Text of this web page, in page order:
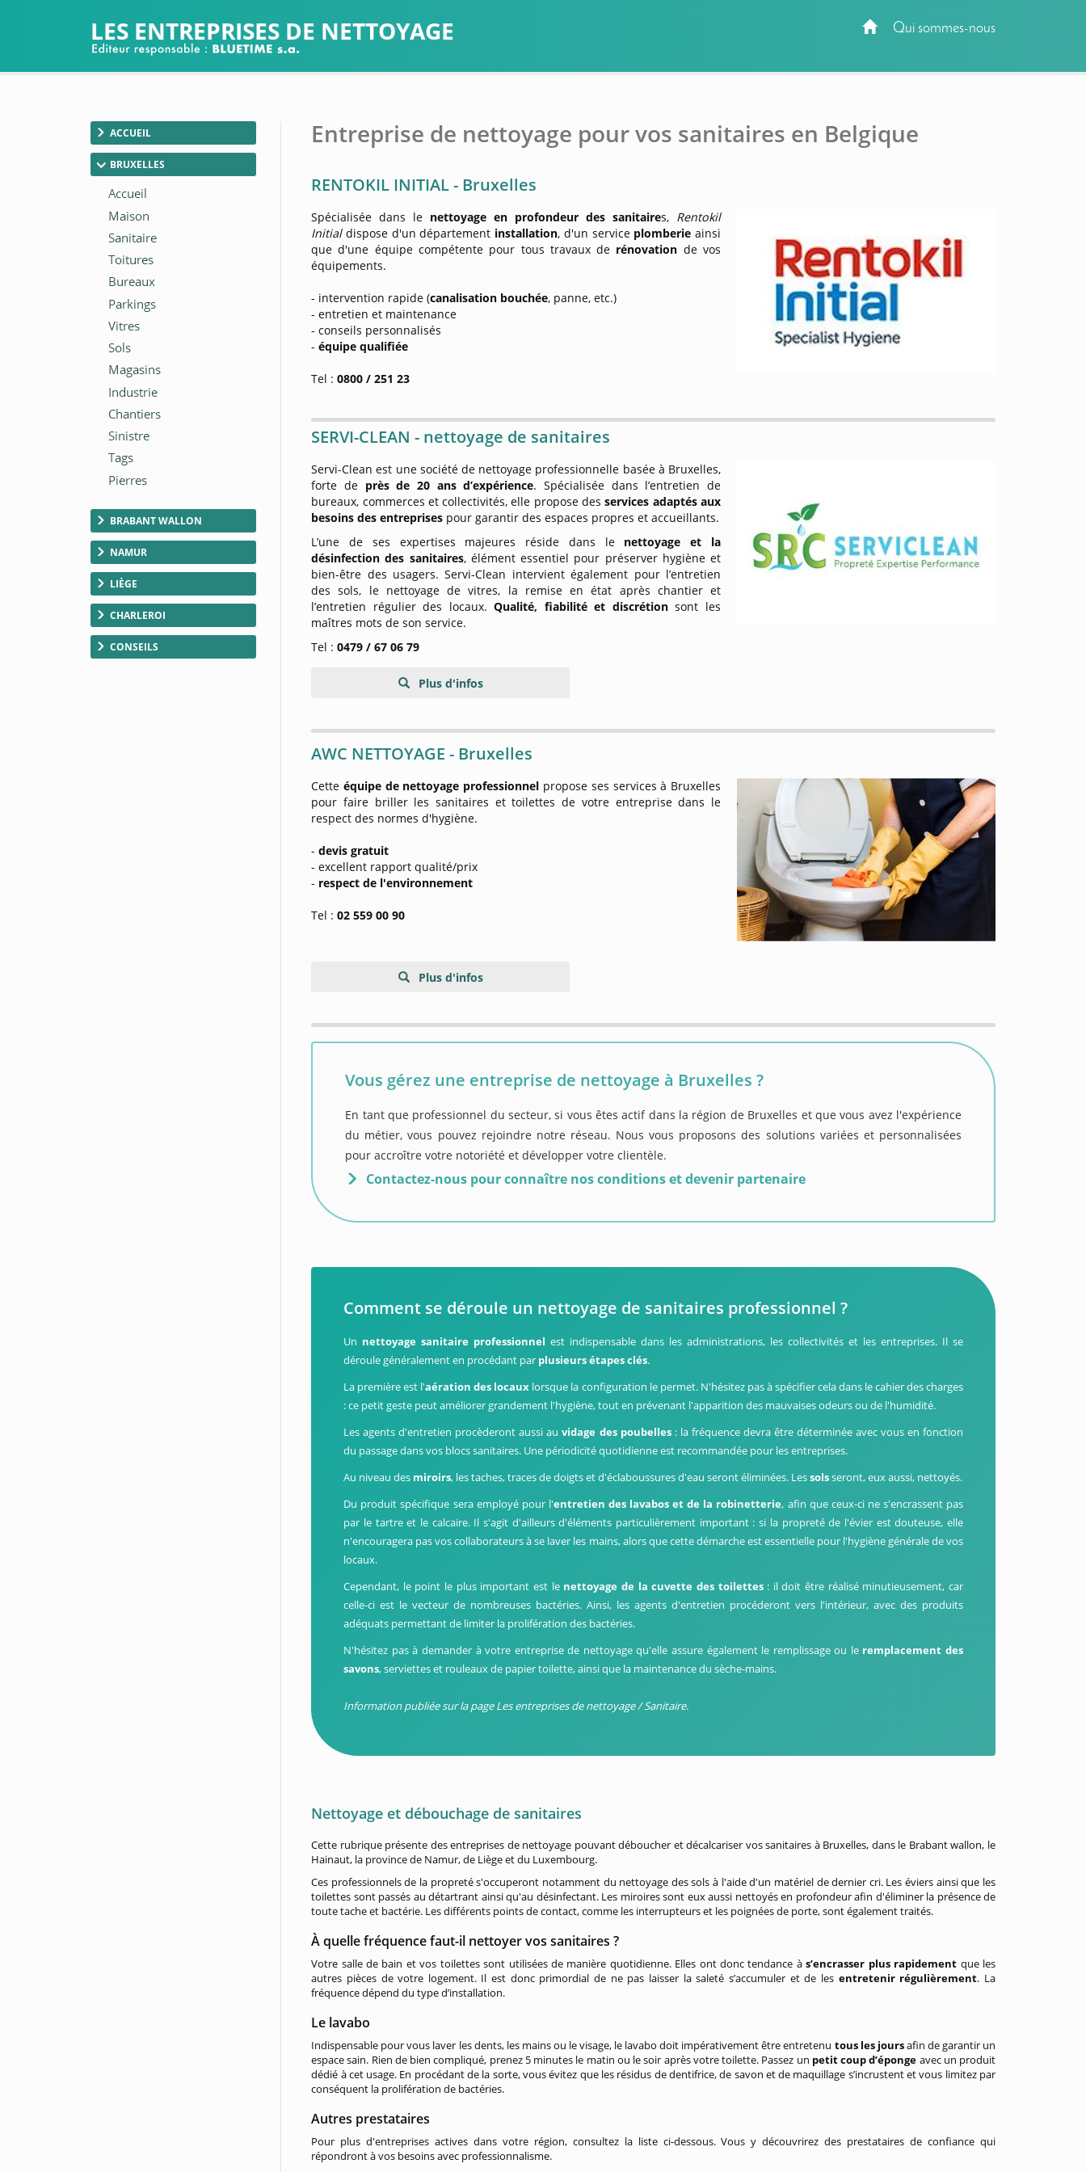
Qui sommes-nous
LES ENTREPRISES DE NETTOYAGE
ACCUEIL
BRUXELLES
BRABANT WALLON
NAMUR
LIÈGE
CHARLEROI
CONSEILS
Entreprise de nettoyage pour vos sanitaires en Belgique
RENTOKIL INITIAL - Bruxelles
Spécialisée dans le nettoyage en profondeur des sanitaires, Rentokil
Initial dispose d'un département installation, d'un service plomberieainsi
que d'une équipe compétente pour tous travaux de rénovation de vos
équipements.
- intervention rapide (canalisation bouchée, panne, etc.)
- entretien et maintenance
- conseils personnalisés
-équipe qualifiée
Tel :0800 / 251 23
SERVI-CLEAN - nettoyage de sanitaires
Servi-Clean est une société de nettoyage professionnelle basée à Bruxelles,
forte de près de 20 ans d’expérience. Spécialisée dans l’entretien de
bureaux, commerces et collectivités, elle propose desservices adaptés aux
besoins des entreprises pour garantir des espaces propres et accueillants.
L’une de ses expertises majeures réside dans le nettoyage et la
désinfection des sanitaires, élément essentiel pour préserver hygiène et
bien-être des usagers. Servi-Clean intervient également pour l’entretien
des sols, le nettoyage de vitres, la remise en état après chantier et
l’entretien régulier des locaux.Qualité, fiabilité et discrétionsont les
maîtres mots de son service.
Tel :0479 / 67 06 79
Plus d'infos
AWC NETTOYAGE - Bruxelles
Cette équipe de nettoyage professionnel propose ses services à Bruxelles
pour faire briller les sanitaires et toilettes de votre entreprise dans le
respect des normes d'hygiène.
-devis gratuit
- excellent rapport qualité/prix
- respect de l'environnement
Tel :02 559 00 90
Plus d'infos
Vous gérez une entreprise de nettoyage à Bruxelles ?
En tant que professionnel du secteur, si vous êtes actif dans la région de Bruxelles et que vous avez l'expérience
du métier, vous pouvez rejoindre notre réseau. Nous vous proposons des solutions variées et personnalisées
pour accroître votre notoriété et développer votre clientèle.
Contactez-nous pour connaître nos conditions et devenir partenaire
Comment se déroule un nettoyage de sanitaires professionnel ?
Un nettoyage sanitaire professionnel est indispensable dans les administrations, les collectivités et les entreprises. Il se
déroule généralement en procédant par plusieurs étapes clés.
La première est l'aération des locaux lorsque la configuration le permet. N'hésitez pas à spécifier cela dans le cahier des charges
: ce petit geste peut améliorer grandement l'hygiène, tout en prévenant l'apparition des mauvaises odeurs ou de l'humidité.
Les agents d'entretien procèderont aussi auvidage des poubelles : la fréquence devra être déterminée avec vous en fonction
du passage dans vos blocs sanitaires. Une périodicité quotidienne est recommandée pour les entreprises.
Au niveau des miroirs, les taches, traces de doigts et d'éclaboussures d'eau seront éliminées. Lessolsseront, eux aussi, nettoyés.
Du produit spécifique sera employé pour l'entretien des lavabos et de la robinetterie, afin que ceux-ci ne s'encrassent pas
par le tartre et le calcaire. Il s'agit d'ailleurs d'éléments particulièrement important : si la propreté de l'évier est douteuse, elle
n'encouragera pas vos collaborateurs à se laver les mains, alors que cette démarche est essentielle pour l'hygiène générale de vos
locaux.
Cependant, le point le plus important est le nettoyage de la cuvette des toilettes: il doit être réalisé minutieusement, car
celle-ci est le vecteur de nombreuses bactéries. Ainsi, les agents d'entretien procéderont vers l'intérieur, avec des produits
adéquats permettant de limiter la prolifération des bactéries.
N'hésitez pas à demander à votre entreprise de nettoyage qu'elle assure également le remplissage ou le remplacement des
savons, serviettes et rouleaux de papier toilette, ainsi que la maintenance du sèche-mains.
Information publiée sur la page Les entreprises de nettoyage / Sanitaire.
Nettoyage et débouchage de sanitaires
Cette rubrique présente des entreprises de nettoyage pouvant déboucher et décalcariser vos sanitaires à Bruxelles, dans le Brabant wallon, le
Hainaut, la province de Namur, de Liège et du Luxembourg.
Ces professionnels de la propreté s'occuperont notamment du nettoyage des sols à l'aide d'un matériel de dernier cri. Les éviers ainsi que les
toilettes sont passés au détartrant ainsi qu'au désinfectant. Les miroires sont eux aussi nettoyés en profondeur afin d'éliminer la présence de
toute tache et bactérie. Les différents points de contact, comme les interrupteurs et les poignées de porte, sont également traités.
À quelle fréquence faut-il nettoyer vos sanitaires ?
Votre salle de bain et vos toilettes sont utilisées de manière quotidienne. Elles ont donc tendance às’encrasser plus rapidement que les
autres pièces de votre logement. Il est donc primordial de ne pas laisser la saleté s’accumuler et de les entretenir régulièrement. La
fréquence dépend du type d’installation.
Le lavabo
Indispensable pour vous laver les dents, les mains ou le visage, le lavabo doit impérativement être entretenu tous les joursafin de garantir un
espace sain. Rien de bien compliqué, prenez 5 minutes le matin ou le soir après votre toilette. Passez un petit coup d’éponge avec un produit
dédié à cet usage. En procédant de la sorte, vous évitez que les résidus de dentifrice, de savon et de maquillage s’incrustent et vous limitez par
conséquent la prolifération de bactéries.
Autres prestataires
Pour plus d'entreprises actives dans votre région, consultez la liste ci-dessous. Vous y découvrirez des prestataires de confiance qui
répondront à vos besoins avec professionnalisme.